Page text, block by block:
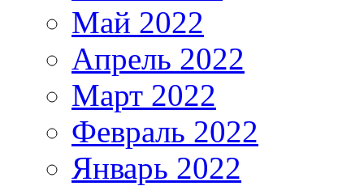
Май 2022
Апрель 2022
Март 2022
Февраль 2022
Январь 2022